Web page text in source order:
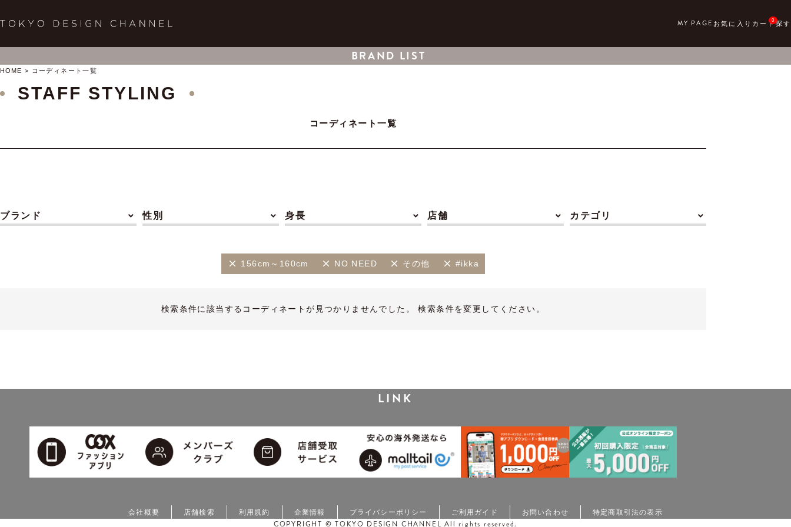
0
BRAND LIST
HOME コーディネート一覧
STAFF STYLING
コーディネート一覧
ブランド 性別 身長 店舗 カテゴリ
156cm～160cm NO NEED その他 #ikka
検索条件に該当するコーディネートが見つかりませんでした。 検索条件を変更してください。
LINK
会社概要 店舗検索 利用規約 企業情報 プライバシーポリシー ご利用ガイド お問い合わせ 特定商取引法の表示
COPYRIGHT © TOKYO DESIGN CHANNEL All rights reserved.